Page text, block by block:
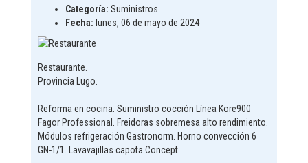
Categoría: Suministros
Fecha: lunes, 06 de mayo de 2024
Restaurante.
Provincia Lugo.
Reforma en cocina. Suministro cocción Línea Kore900
Fagor Professional. Freidoras sobremesa alto rendimiento.
Módulos refrigeración Gastronorm. Horno convección 6
GN-1/1. Lavavajillas capota Concept.